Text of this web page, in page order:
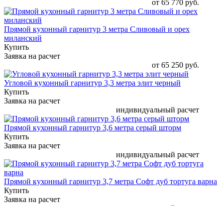
от 65 770 руб.
Прямой кухонный гарнитур 3 метра Сливовый и орех
миланский
Купить
Заявка на расчет
от 65 250 руб.
Угловой кухонный гарнитур 3,3 метра элит черный
Купить
Заявка на расчет
индивидуальный расчет
Прямой кухонный гарнитур 3,6 метра серый шторм
Купить
Заявка на расчет
индивидуальный расчет
Прямой кухонный гарнитур 3,7 метра Софт дуб тортуга варна
Купить
Заявка на расчет